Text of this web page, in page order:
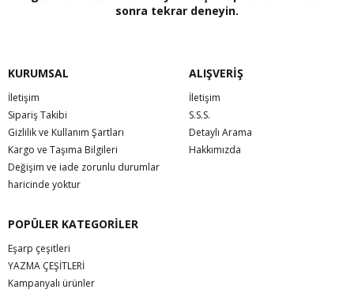
sonra tekrar deneyin.
KURUMSAL
İletişim
Sipariş Takibi
Gizlilik ve Kullanım Şartları
Kargo ve Taşıma Bilgileri
Değişim ve iade zorunlu durumlar
haricinde yoktur
ALIŞVERİŞ
İletişim
S.S.S.
Detaylı Arama
Hakkımızda
POPÜLER KATEGORİLER
Eşarp çeşitleri
YAZMA ÇEŞİTLERİ
Kampanyalı ürünler